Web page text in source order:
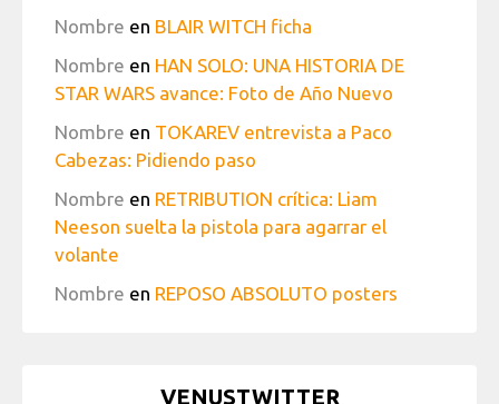
Nombre en BLAIR WITCH ficha
Nombre en HAN SOLO: UNA HISTORIA DE
STAR WARS avance: Foto de Año Nuevo
Nombre en TOKAREV entrevista a Paco
Cabezas: Pidiendo paso
Nombre en RETRIBUTION crítica: Liam
Neeson suelta la pistola para agarrar el
volante
Nombre en REPOSO ABSOLUTO posters
VENUSTWITTER